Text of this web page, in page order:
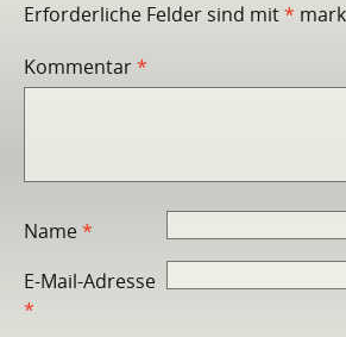
Erforderliche Felder sind mit*
Kommentar*
Name*
E-Mail-Adresse
*